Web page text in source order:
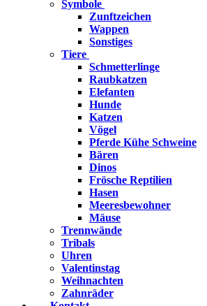
Symbole
Zunftzeichen
Wappen
Sonstiges
Tiere
Schmetterlinge
Raubkatzen
Elefanten
Hunde
Katzen
Vögel
Pferde Kühe Schweine
Bären
Dinos
Frösche Reptilien
Hasen
Meeresbewohner
Mäuse
Trennwände
Tribals
Uhren
Valentinstag
Weihnachten
Zahnräder